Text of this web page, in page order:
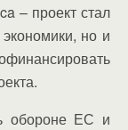
– проект стал
но и
обороне ЕС и